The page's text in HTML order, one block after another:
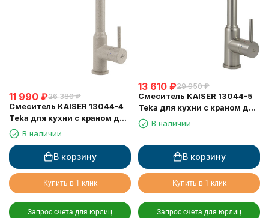
11 990 ₽26 380 ₽
Смеситель KAISER 13044-4
Teka для кухни с краном для
питьевой воды, песочный
В наличии
В корзину
Купить в 1 клик
Запрос счета для юрлиц
13 610 ₽29 950 ₽
Смеситель KAISER 13044-5
Teka для кухни с краном для
питьевой воды, серебро
В наличии
В корзину
Купить в 1 клик
Запрос счета для юрлиц